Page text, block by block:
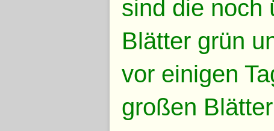
sind die noch
Blätter grün
vor einigen
großen